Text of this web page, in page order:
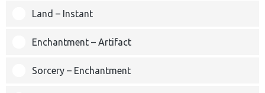
Land – Instant
Enchantment – Artifact
Sorcery – Enchantment